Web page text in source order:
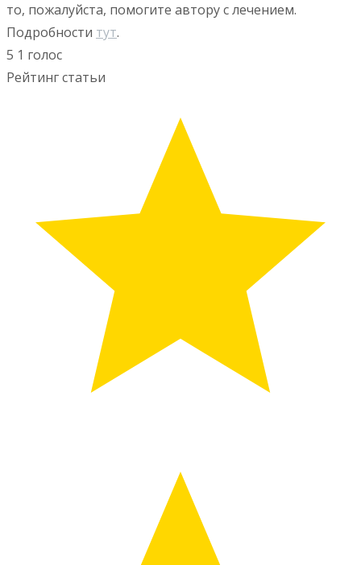
то, пожалуйста, помогите автору с лечением.
Подробности тут.
5 1 голос
Рейтинг статьи